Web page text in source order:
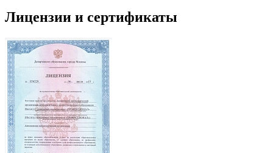
Лицензии и сертификаты